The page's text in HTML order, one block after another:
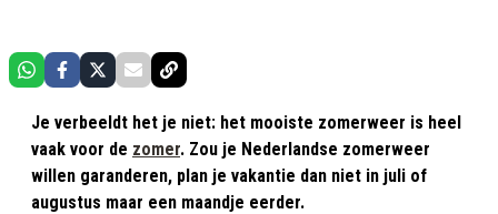
Je verbeeldt het je niet: het mooiste zomerweer is heel
vaak voor de zomer. Zou je Nederlandse zomerweer
willen garanderen, plan je vakantie dan niet in juli of
augustus maar een maandje eerder.